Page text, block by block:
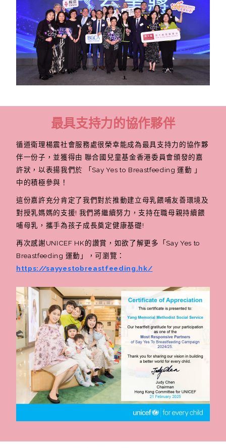
最具支持力的協作夥伴
循道衛理楊震社會服務處很榮幸能成為最具支持力的協作夥
伴一份子，並獲得由 聯合國兒童基金香港委員會頒發的嘉
許狀，以表揚我們於 「Say Yes to Breastfeeding 運動 」
中的積極參與！
這份嘉許充分肯定了我們對於推動建立母乳餵哺友善環境及
對授乳媽媽的支援! 我們將繼續努力，支持在職母親持續餵
哺母乳，攜手為孩子成長奠定健康基礎!
再次感謝UNICEF HK的讚賞，如欲了解更多「Say Yes to
Breastfeeding 運動」，可瀏覽：
https://sayyestobreastfeeding.hk/